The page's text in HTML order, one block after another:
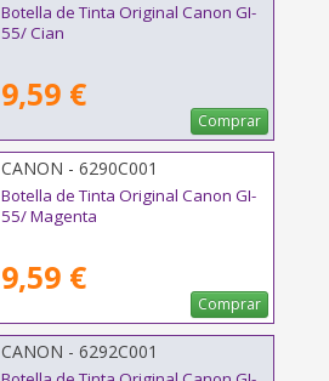
Botella de Tinta Original Canon GI-
55/ Cian
9,59 €
Comprar
CANON - 6290C001
Botella de Tinta Original Canon GI-
55/ Magenta
9,59 €
Comprar
CANON - 6292C001